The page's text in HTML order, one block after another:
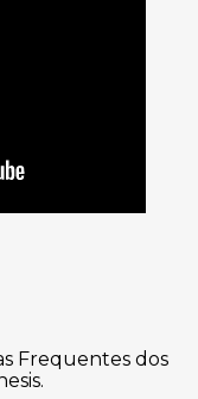
Frequentes dos